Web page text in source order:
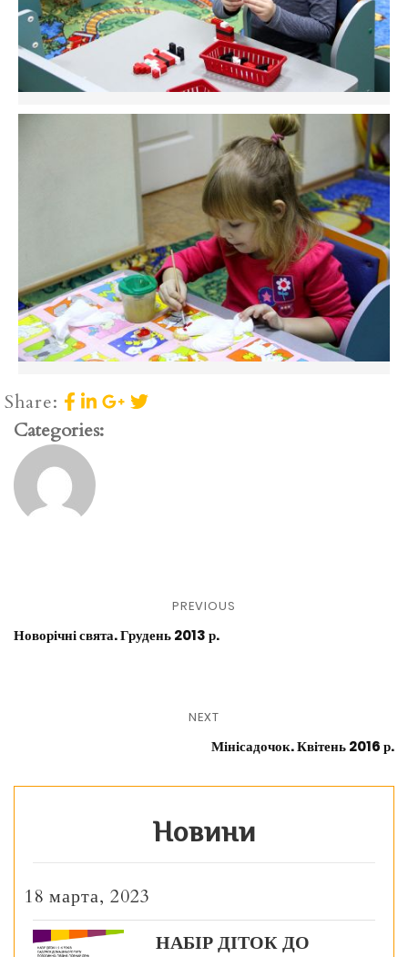
Share:
Categories:
PREVIOUS
Новорічні свята. Грудень 2013 р.
NEXT
Мінісадочок. Квітень 2016 р.
Новини
18 марта, 2023
НАБІР ДІТОК ДО